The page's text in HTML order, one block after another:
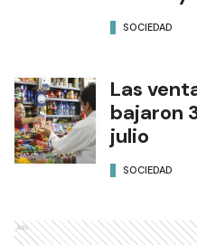
SOCIEDAD
Las
bajaron
julio
SOCIEDAD
Ads